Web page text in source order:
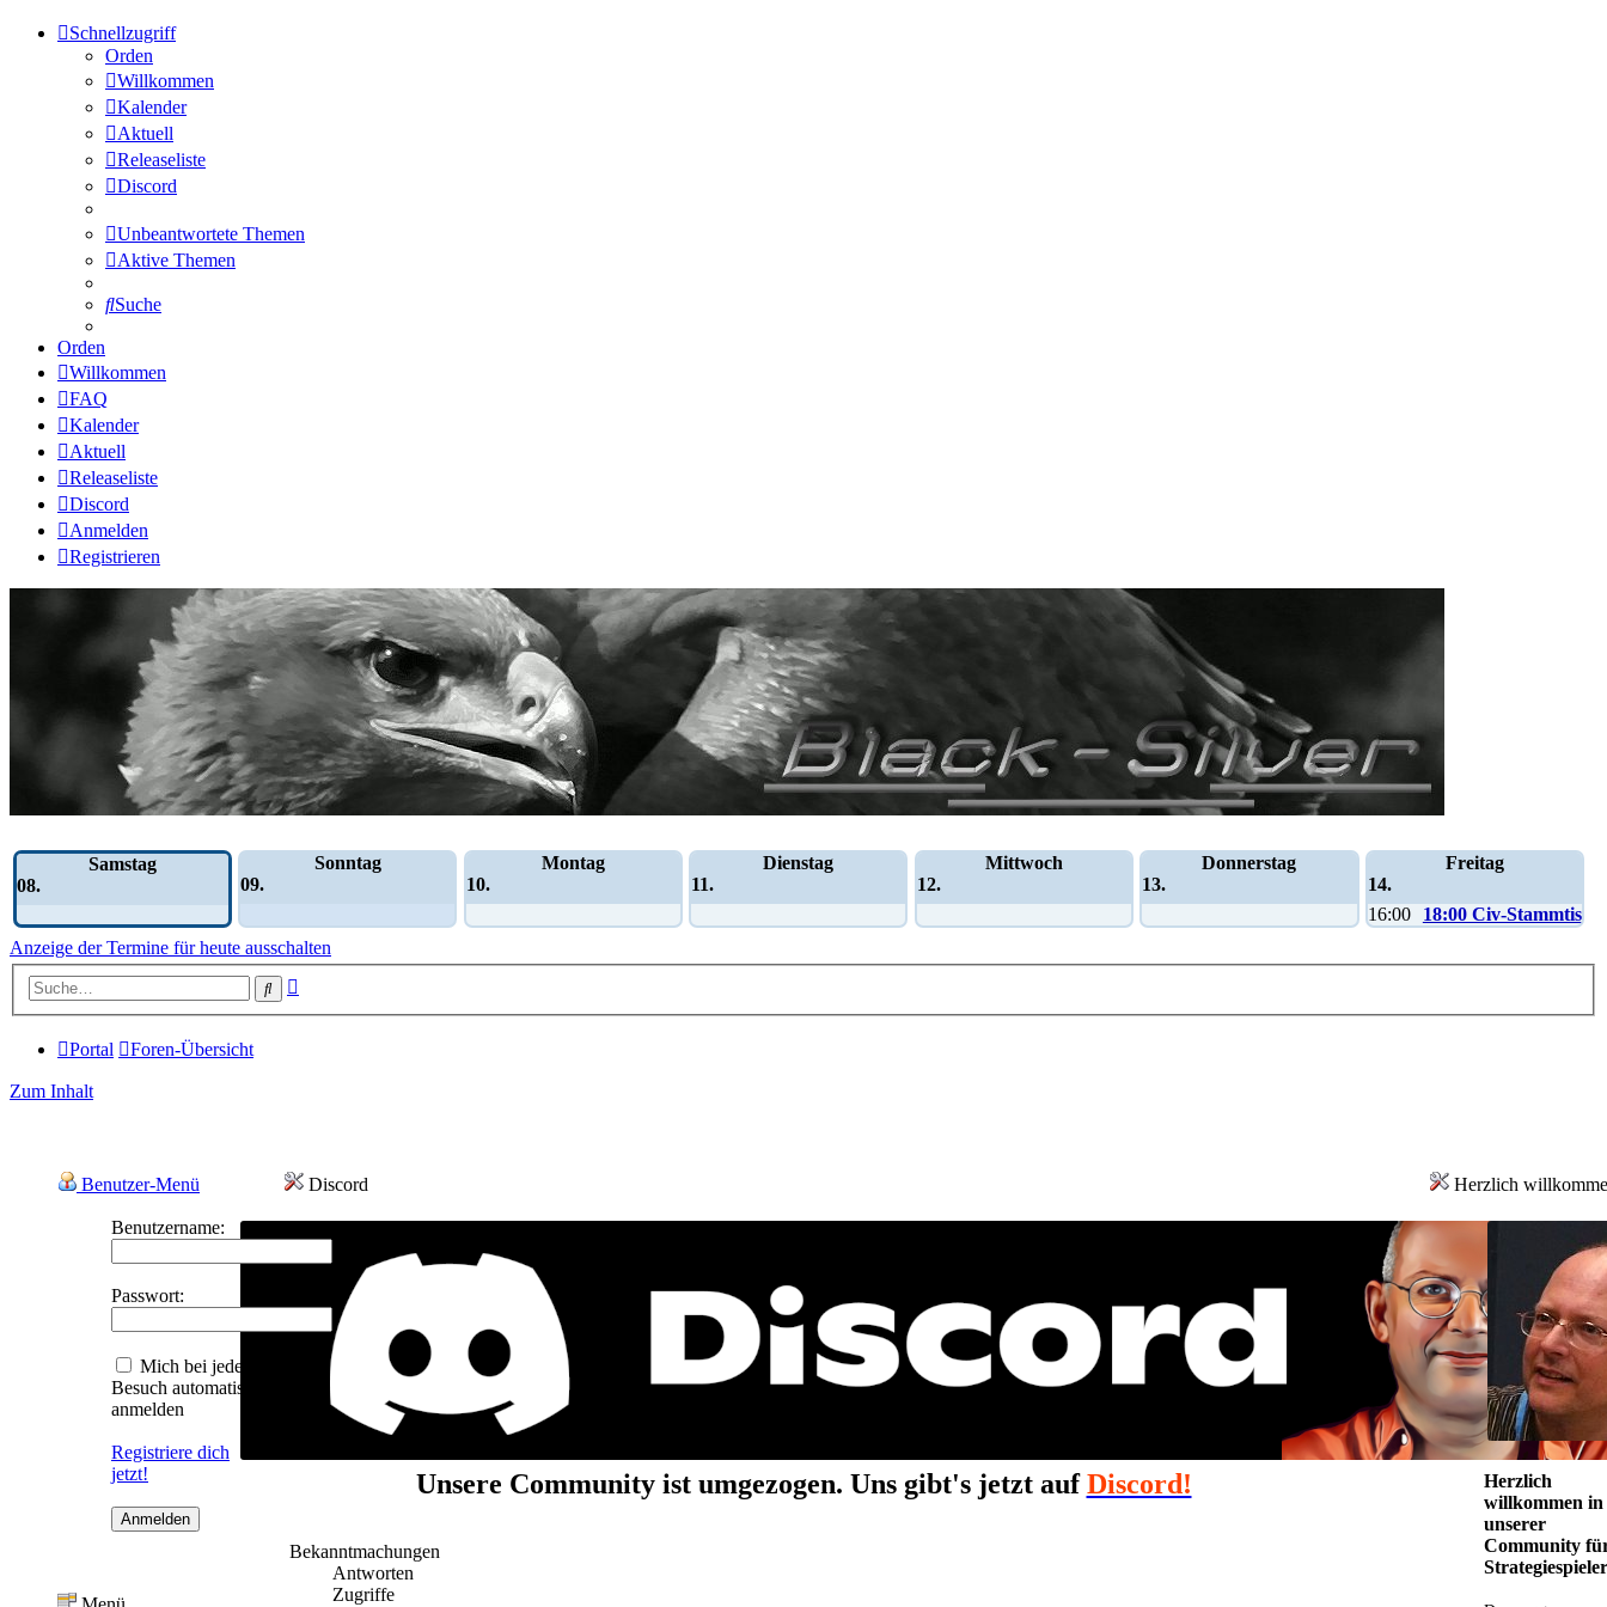
Schnellzugriff
Orden
Willkommen
Kalender
Aktuell
Releaseliste
Discord
Unbeantwortete Themen
Aktive Themen
Suche
Orden
Willkommen
FAQ
Kalender
Aktuell
Releaseliste
Discord
Anmelden
Registrieren
Samstag
08.
Sonntag
09.
Montag
10.
Dienstag
11.
Mittwoch
12.
Donnerstag
13.
Freitag
14.
16:00
18:00 Civ-Stammtisch
Anzeige der Termine für heute ausschalten
Suche
Portal Foren-Übersicht
Zum Inhalt
Discord
Unsere Community ist umgezogen. Uns gibt's jetzt aufDiscord!
Bekanntmachungen
Antworten
Zugriffe
Benutzer-Menü
Benutzername:
Passwort:
Mich bei jedem
Besuch automatisch
anmelden
Registriere dich
jetzt!
Herzlich
Herzlich
willkommen in
unserer
Community